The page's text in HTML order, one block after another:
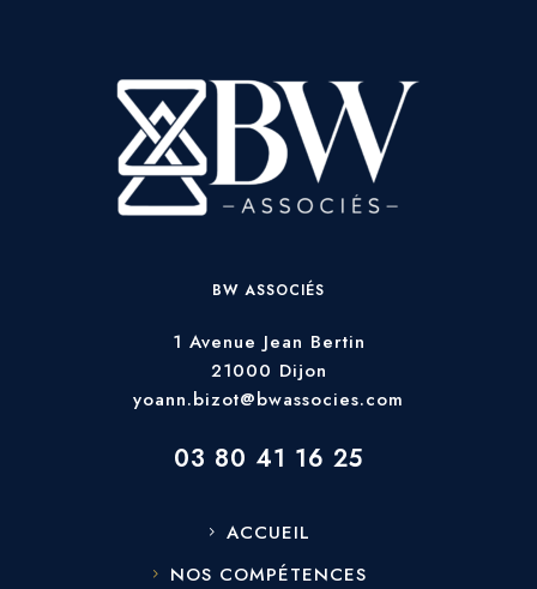
BW ASSOCIÉS
1 Avenue Jean Bertin
21000 Dijon
yoann.bizot@bwassocies.com
03 80 41 16 25
ACCUEIL
NOS COMPÉTENCES